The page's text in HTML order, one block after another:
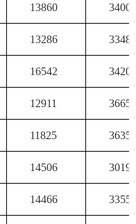
13860 34001
13286 33483
16542 34206
12911 36652
11825 36350
14506 30191
14466 33554